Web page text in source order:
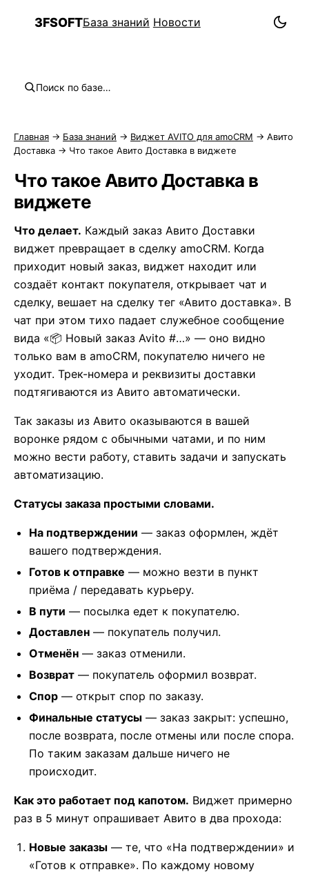
3FSOFTБаза знаний Новости
Поиск по базе…
Загрузка заказов Авито Доставки
Заказы в карточке сделки
Печать полей на накладной
Главная → База знаний → Виджет AVITO для amoCRM → Авито
Доставка → Что такое Авито Доставка в виджете
Что такое Авито Доставка в
виджете
Что делает. Каждый заказ Авито Доставки
виджет превращает в сделку amoCRM. Когда
приходит новый заказ, виджет находит или
создаёт контакт покупателя, открывает чат и
сделку, вешает на сделку тег «Авито доставка». В
чат при этом тихо падает служебное сообщение
вида «📦 Новый заказ Avito #…» — оно видно
только вам в amoCRM, покупателю ничего не
уходит. Трек-номера и реквизиты доставки
подтягиваются из Авито автоматически.
Так заказы из Авито оказываются в вашей
воронке рядом с обычными чатами, и по ним
можно вести работу, ставить задачи и запускать
автоматизацию.
Статусы заказа простыми словами.
На подтверждении — заказ оформлен, ждёт
вашего подтверждения.
Готов к отправке — можно везти в пункт
приёма / передавать курьеру.
В пути — посылка едет к покупателю.
Доставлен — покупатель получил.
Отменён — заказ отменили.
Возврат — покупатель оформил возврат.
Спор — открыт спор по заказу.
Финальные статусы — заказ закрыт: успешно,
после возврата, после отмены или после спора.
По таким заказам дальше ничего не
происходит.
Как это работает под капотом. Виджет примерно
раз в 5 минут опрашивает Авито в два прохода:
Новые заказы — те, что «На подтверждении» и
«Готов к отправке». По каждому новому